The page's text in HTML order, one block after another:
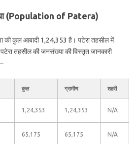
(Population of Patera)
कुल आबादी 1,24,353 है। पटेरा तहसील में
तहसील की जनसंख्या की विस्तृत जानकारी
कुल ग्रामीण शहरी
1,24,353 1,24,353 N/A
65,175 65,175 N/A